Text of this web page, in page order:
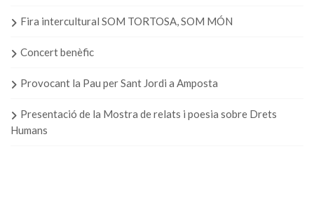
Fira intercultural SOM TORTOSA, SOM MÓN
Concert benèfic
Provocant la Pau per Sant Jordi a Amposta
Presentació de la Mostra de relats i poesia sobre Drets
Humans